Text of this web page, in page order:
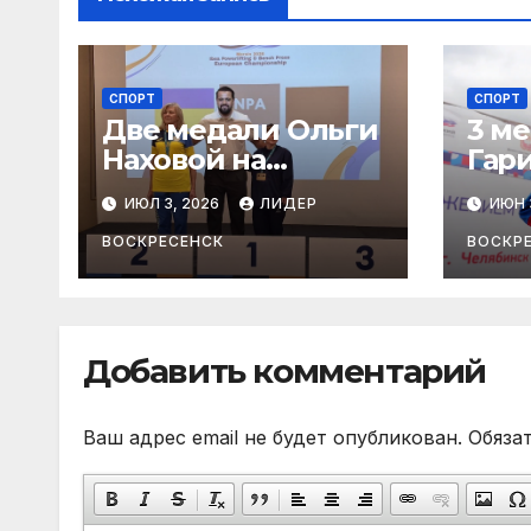
СПОРТ
Две медали Ольги
Наховой на
чемпионате
Европы по
пауэрлифтингу
ИЮЛ 3, 2026 ЛИДЕР
ВОСКРЕСЕНСК
СПОРТ
3
ИЮН
Добавить комментарий
Ваш адрес email не будет опубликован.